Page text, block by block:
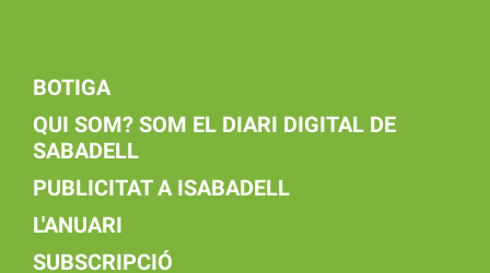
BOTIGA
QUI SOM? SOM EL DIARI DIGITAL DE
SABADELL
PUBLICITAT A ISABADELL
L'ANUARI
SUBSCRIPCIÓ